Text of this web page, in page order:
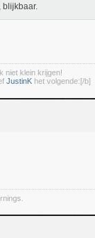
blijkbaar.
niet klein krijgen!
JustinK het volgende:[/b]